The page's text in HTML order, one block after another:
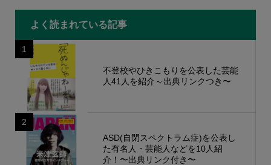
よく読まれている記事
1
不登校やひきこもりを公表した芸能
人41人を紹介～出典リンクつき〜
2
ASD(自閉スペクトラム症)を公表し
た有名人・芸能人などを10人紹
介！〜出典リンク付き〜